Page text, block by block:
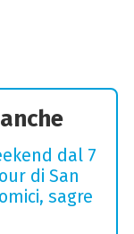
dal 7
di San
sagre